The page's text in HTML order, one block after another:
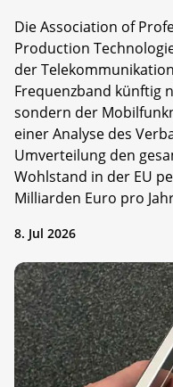
Die Association of
Production
der
Frequenzband künftig
sondern der
einer Analyse des
Umverteilung den
Wohlstand in der EU
Milliarden Euro pro
8. Jul 2026